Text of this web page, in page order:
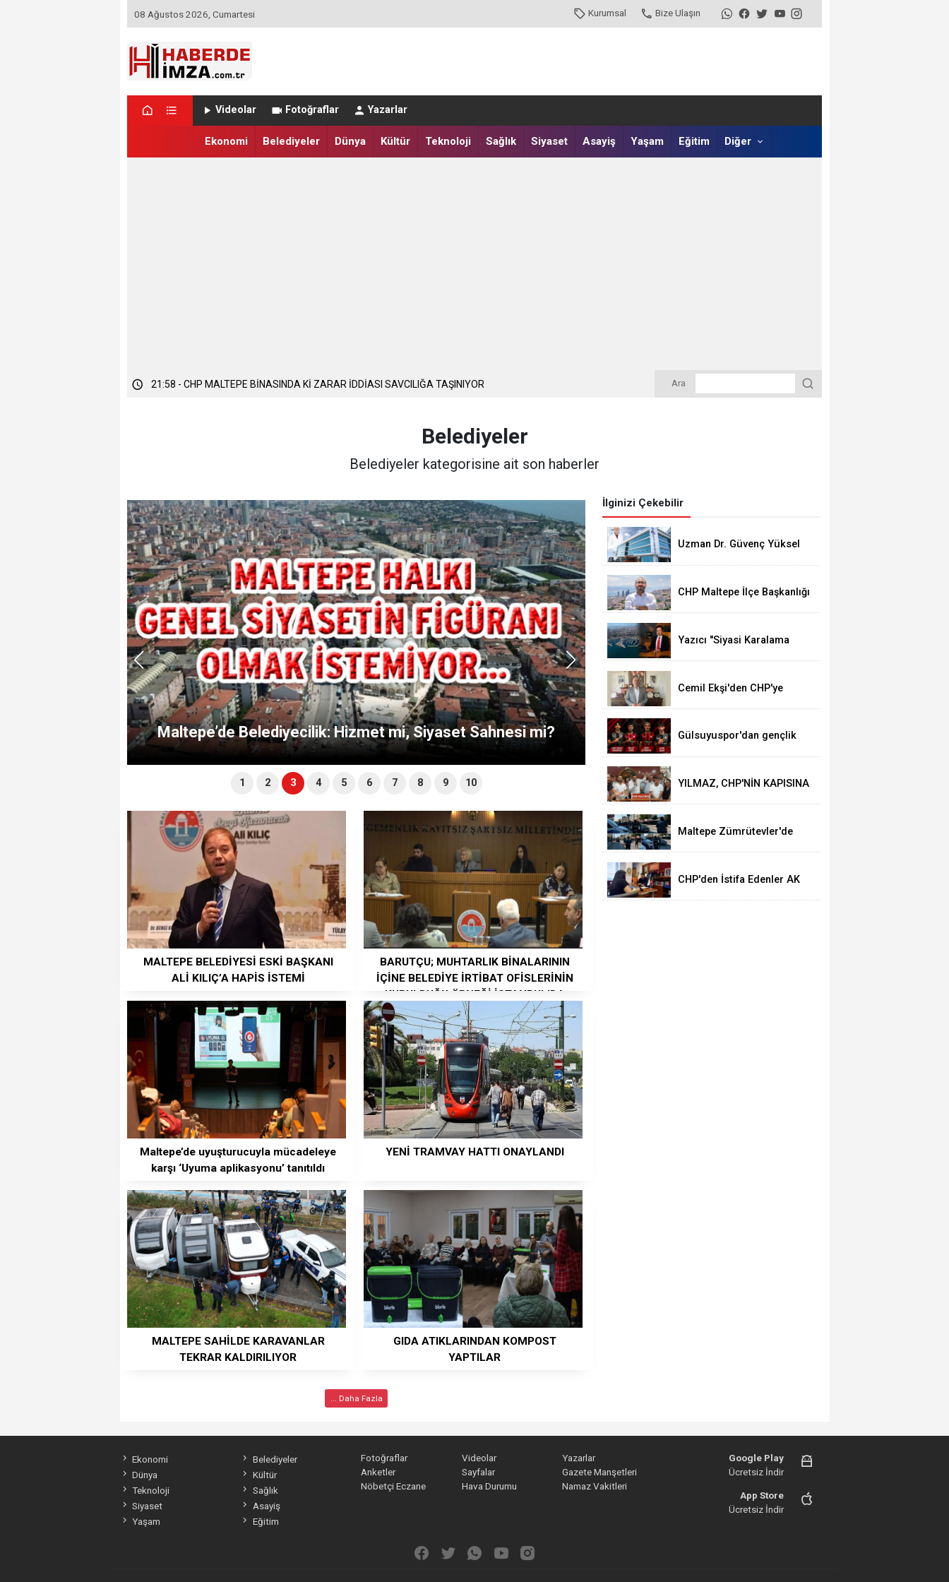
08 Ağustos 2026, Cumartesi Kurumsal Bize Ulaşın
Videolar Fotoğraflar Yazarlar
Ekonomi Belediyeler Dünya Kültür Teknoloji Sağlık Siyaset Asayiş Yaşam Eğitim Diğer
21:36 - YILMAZ, CHP'NİN KAPISINA KİLİT VURURLAR DİYENLERE İNAT BURADAYIZ Ara
Belediyeler
Belediyeler kategorisine ait son haberler
Maltepe’de Belediyecilik: Hizmet mi, Siyaset Sahnesi mi? MATAŞ’ta İş Kolu Değişikliği
1 2 3 4 5 6 7 8 9 10
MALTEPE BELEDİYESİ ESKİ BAŞKANI
ALİ KILIÇ’A HAPİS İSTEMİ
BARUTÇU; MUHTARLIK BİNALARININ
İÇİNE BELEDİYE İRTİBAT OFİSLERİNİN
KURULDUĞU ÖRNEĞİ İSTANBUL’DA
YOK
Maltepe’de uyuşturucuyla mücadeleye
karşı ‘Uyuma aplikasyonu’ tanıtıldı
YENİ TRAMVAY HATTI ONAYLANDI
MALTEPE SAHİLDE KARAVANLAR
TEKRAR KALDIRILIYOR
GIDA ATIKLARINDAN KOMPOST
YAPTILAR
... Daha Fazla
İlginizi Çekebilir
Uzman Dr. Güvenç Yüksel
Hastanesi'nde Göreve
CHP Maltepe İlçe Başkanlığı
Yazıcı "Siyasi Karalama
Cemil Ekşi'den CHP'ye
Gülsuyuspor'dan gençlik
dinamik kadro
YILMAZ, CHP'NİN KAPISINA
Maltepe Zümrütevler'de
CHP'den İstifa Edenler AK
Ekonomi
Belediyeler
Dünya
Kültür
Teknoloji
Sağlık
Siyaset
Asayiş
Yaşam
Eğitim
Fotoğraflar Videolar
Yazarlar
Anketler
Sayfalar
Gazete Manşetleri
Nöbetçi Eczane
Hava Durumu Namaz Vakitleri
Google Play
Ücretsiz İndir
App Store
Ücretsiz İndir